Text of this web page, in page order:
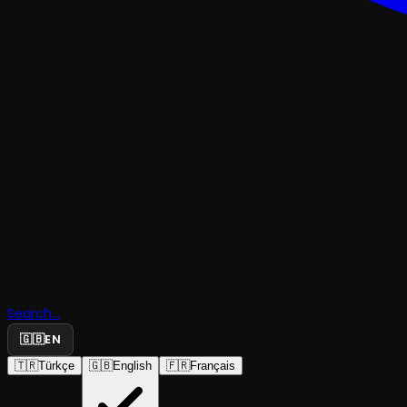
Search...
🇬🇧EN
🇹🇷Türkçe 🇬🇧English 🇫🇷Français
Bir Avuç